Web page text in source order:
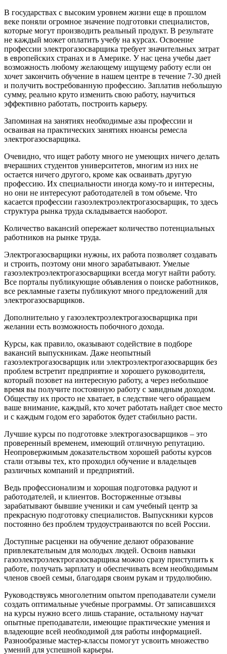
В государствах с высоким уровнем жизни еще в прошлом
веке поняли огромное значение подготовки специалистов,
которые могут производить реальный продукт. В результате
не каждый может оплатить учебу на курсах. Освоение
профессии электрогазосварщика требует значительных затрат
в европейских странах и в Америке. У нас цена учебы дает
возможность любому желающему ищущему работу если он
хочет закончить обучение в нашем центре в течение 7-30 дней
и получить востребованную профессию. Заплатив небольшую
сумму, реально круто изменить свою работу, научиться
эффективно работать, построить карьеру.
Запоминая на занятиях необходимые азы профессии и
осваивая на практических занятиях нюансы ремесла
электрогазосварщика.
Очевидно, что ищет работу много не умеющих ничего делать
вчерашних студентов университетов, многим из них не
остается ничего другого, кроме как осваивать другую
профессию. Их специальности иногда кому-то и интересны,
но они не интересуют работодателей в том объеме. Что
касается профессии газоэлектроэлектрогазосварщик, то здесь
структура рынка труда складывается наоборот.
Количество вакансий опережает количество потенциальных
работников на рынке труда.
Электрогазосварщики нужны, их работа позволяет создавать
и строить, поэтому они много зарабатывают. Умелые
газоэлектроэлектрогазосварщики всегда могут найти работу.
Все порталы публикующие объявления о поиске работников,
все рекламные газеты публикуют много предложений для
электрогазосварщиков.
Дополнительно у газоэлектроэлектрогазосварщика при
желании есть возможность побочного дохода.
Курсы, как правило, оказывают содействие в подборе
вакансий выпускникам. Даже неопытный
газоэлектрогазосварщик или электроэлектрогазосварщик без
проблем встретит предприятие и хорошего руководителя,
который позовет на интересную работу, а через небольшое
время вы получите постоянную работу с завидным доходом.
Обществу их просто не хватает, в следствие чего обращаем
ваше внимание, каждый, кто хочет работать найдет свое место
и с каждым годом его заработок будет стабильно расти.
Лучшие курсы по подготовке электрогазосварщиков – это
проверенный временем, имеющий отличную репутацию.
Неопровержимым доказательством хорошей работы курсов
стали отзывы тех, кто проходил обучение и владельцев
различных компаний и предприятий.
Ведь профессионализм и хорошая подготовка радуют и
работодателей, и клиентов. Восторженные отзывы
зарабатывают бывшие ученики и сам учебный центр за
прекрасную подготовку специалистов. Выпускники курсов
постоянно без проблем трудоустраиваются по всей России.
Доступные расценки на обучение делают образование
привлекательным для молодых людей. Освоив навыки
газоэлектроэлектрогазосварщика можно сразу приступить к
работе, получать зарплату и обеспечивать всем необходимым
членов своей семьи, благодаря своим рукам и трудолюбию.
Руководствуясь многолетним опытом преподаватели сумели
создать оптимальные учебные программы. От записавшихся
на курсы нужно всего лишь старание, остальному научат
опытные преподаватели, имеющие практические умения и
владеющие всей необходимой для работы информацией.
Разнообразные мастер-классы помогут усвоить множество
умений для успешной карьеры.